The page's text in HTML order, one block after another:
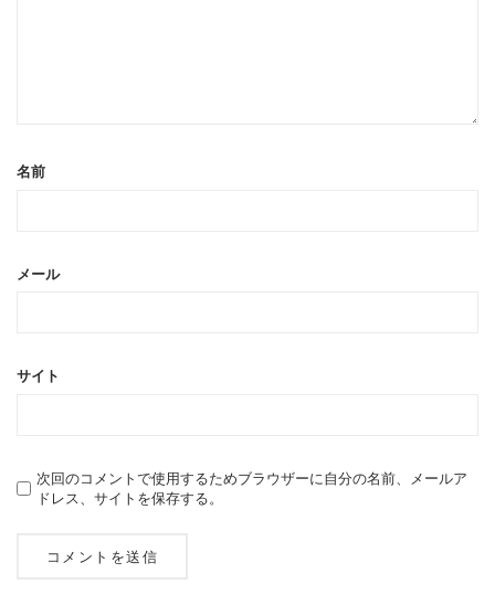
名前
メール
サイト
次回のコメントで使用するためブラウザーに自分の名前、メールア
ドレス、サイトを保存する。